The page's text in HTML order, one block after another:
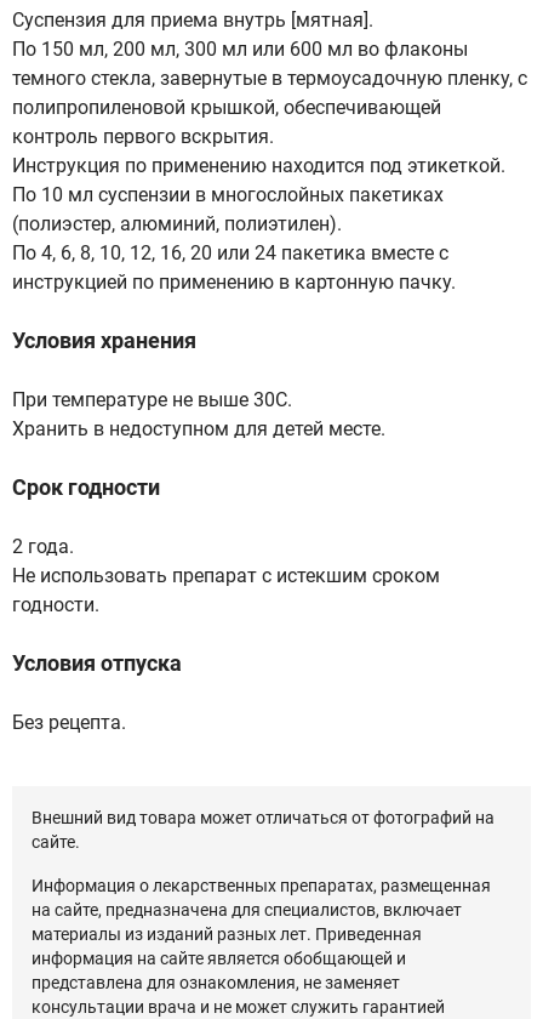
Суспензия для приема внутрь [мятная].
По 150 мл, 200 мл, 300 мл или 600 мл во флаконы
темного стекла, завернутые в термоусадочную пленку, с
полипропиленовой крышкой, обеспечивающей
контроль первого вскрытия.
Инструкция по применению находится под этикеткой.
По 10 мл суспензии в многослойных пакетиках
(полиэстер, алюминий, полиэтилен).
По 4, 6, 8, 10, 12, 16, 20 или 24 пакетика вместе с
инструкцией по применению в картонную пачку.
Условия хранения
При температуре не выше 30С.
Хранить в недоступном для детей месте.
Срок годности
2 года.
Не использовать препарат с истекшим сроком
годности.
Условия отпуска
Без рецепта.
Внешний вид товара может отличаться от фотографий на
сайте.
Информация о лекарственных препаратах, размещенная
на сайте, предназначена для специалистов, включает
материалы из изданий разных лет. Приведенная
информация на сайте является обобщающей и
представлена для ознакомления, не заменяет
консультации врача и не может служить гарантией